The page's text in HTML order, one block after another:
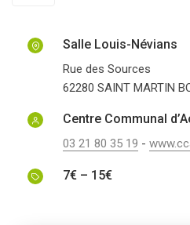
Salle Louis-Névians
Rue des Sources
62280 SAINT MARTIN
Centre Communal
03 21 80 35 19 -
7€ – 15€